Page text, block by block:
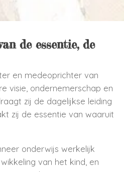
de essentie, de
en medeoprichter van
visie, ondernemerschap en
zij de dagelijkse leiding
zij de essentie van waaruit
onderwijs werkelijk
van het kind, en